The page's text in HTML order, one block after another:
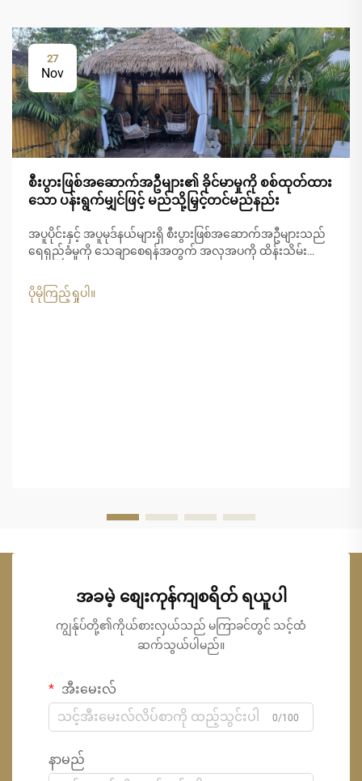
27
Nov
စီးပွားဖြစ်အဆောက်အဦများ၏ ခိုင်မာမှုကို စစ်ထုတ်ထား
သော ပန်းရွက်မျှင်ဖြင့် မည်သို့မြှင့်တင်မည်နည်း
အပူပိုင်းနှင့် အပူမုဒ်နယ်များရှိ စီးပွားဖြစ်အဆောက်အဦများသည်
ရေရှည်ခံမှုကို သေချာစေရန်အတွက် အလှအပကို ထိန်းသိမ်း
ပြင်းထန်သော UV...
ပိုမိုကြည့်ရှုပါ။
အခမဲ့ စျေးကုန်ကျစရိတ် ရယူပါ
ကျွန်ုပ်တို့၏ကိုယ်စားလှယ်သည် မကြာခင်တွင် သင့်ထံ
ဆက်သွယ်ပါမည်။
အီးမေးလ်
0/100
နာမည်